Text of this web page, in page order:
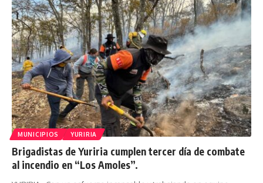
MUNICIPIOS YURIRIA
Brigadistas de Yuriria cumplen tercer día de combate
al incendio en “Los Amoles”.